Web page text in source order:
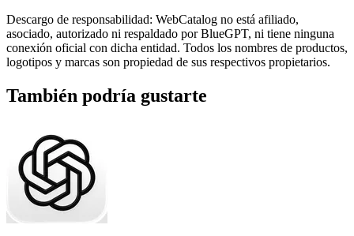
Descargo de responsabilidad: WebCatalog no está afiliado,
asociado, autorizado ni respaldado por BlueGPT, ni tiene ninguna
conexión oficial con dicha entidad. Todos los nombres de productos,
logotipos y marcas son propiedad de sus respectivos propietarios.
También podría gustarte